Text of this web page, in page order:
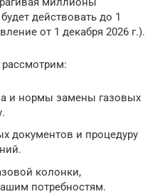
действовать до 1
от 1 декабря 2026 г.).
и нормы замены газовых
документов и процедуру
колонки,
потребностям.